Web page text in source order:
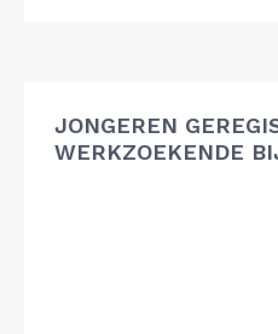
JONGEREN
WERKZOEKENDE